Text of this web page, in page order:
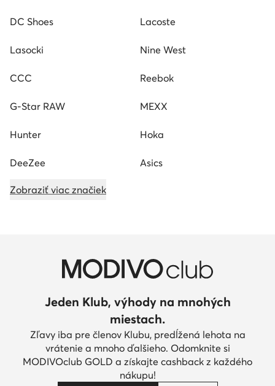
DC Shoes Lacoste
Lasocki Nine West
CCC Reebok
G-Star RAW MEXX
Hunter Hoka
DeeZee Asics
Zobraziť viac značiek
Jeden Klub, výhody na mnohých
miestach.
Zľavy iba pre členov Klubu, predĺžená lehota na
vrátenie a mnoho ďalšieho. Odomknite si
MODIVOclub GOLD a získajte cashback z každého
nákupu!